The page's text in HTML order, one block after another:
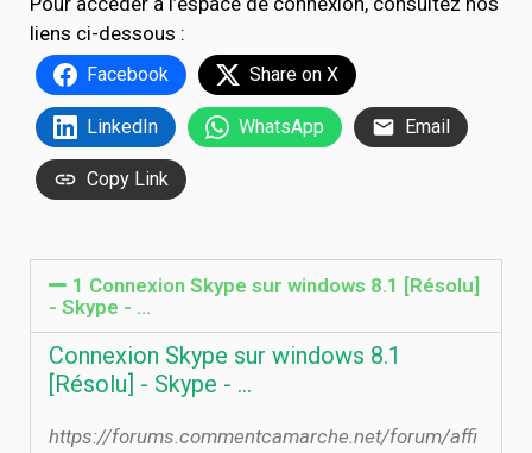
liens ci-dessous :
Facebook Share on X
LinkedIn WhatsApp Email
Copy Link
1 Connexion Skype sur windows 8.1 [Résolu]
- Skype - …
Connexion Skype sur windows 8.1
[Résolu] - Skype - …
https://forums.commentcamarche.net/forum/affi